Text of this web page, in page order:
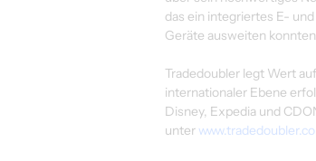
das ein integriertes E-
Geräte ausweiten
Tradedoubler legt Wert
internationaler Ebene
Disney, Expedia und
unter